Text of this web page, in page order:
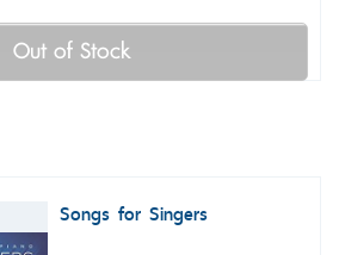
Out of Stock
Songs for Singers